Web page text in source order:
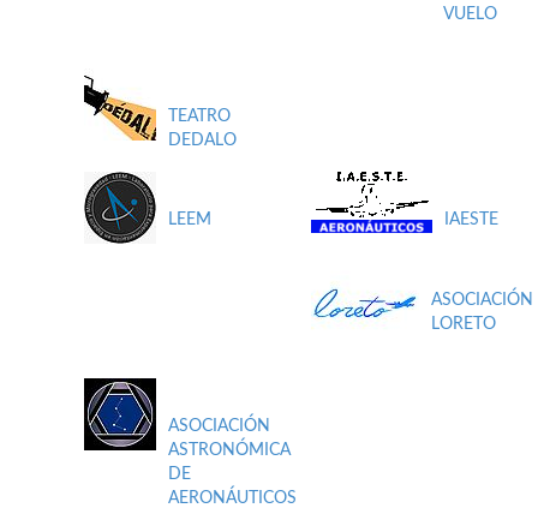
VUELO
TEATRO
DEDALO
LEEM IAESTE
ASOCIACIÓN
LORETO
ASOCIACIÓN
ASTRONÓMICA
DE
AERONÁUTICOS